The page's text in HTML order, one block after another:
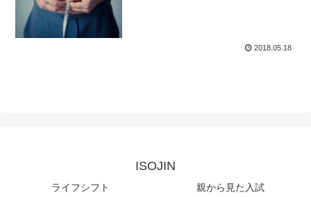
2018.05.18
ISOJIN
ライフシフト
親から見た入試